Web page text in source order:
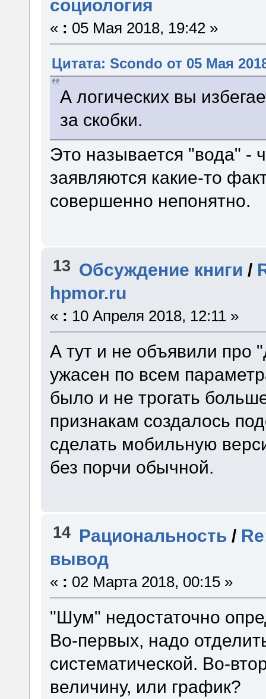
социология
« : 05 Мая 2018, 19:42 »
Цитата: Scondo от 05 Мая
А логических вы
за скобки.
Это называется "вода" -
заявляются какие-то
совершенно непонятно.
13 Обсуждение книги /
hpmor.ru
« : 10 Апреля 2018, 12:11 »
А тут и не объявили про
ужасен по всем
было и не трогать
признакам создалось
сделать мобильную
без порчи обычной.
14 Рациональность /
вывод
« : 02 Марта 2018, 00:15 »
"Шум" недостаточно
Во-первых, надо
систематической. Во-
величину, или график?